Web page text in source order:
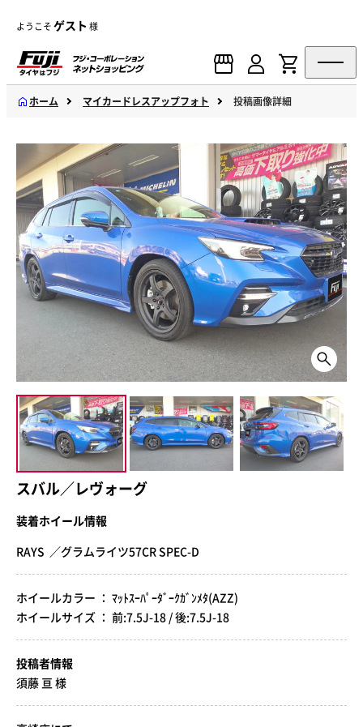
ようこそゲスト 様
ホーム マイカードレスアップフォト 投稿画像詳細
スバル／レヴォーグ
装着ホイール情報
RAYS ／グラムライツ57CR SPEC-D
ホイールカラー ： ﾏｯﾄｽｰﾊﾟｰﾀﾞｰｸｶﾞﾝﾒﾀ(AZZ)
ホイールサイズ ： 前:7.5J-18 / 後:7.5J-18
投稿者情報
須藤 亘 様